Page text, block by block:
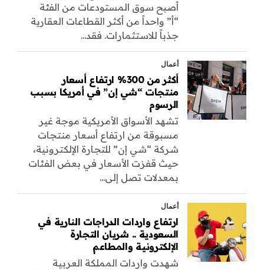
أصبح سوق المستودعات من الفئة
“أ” واحداً من أكثر القطاعات العقارية
جذباً للاستثمارات. فقد...
أعمال
أكثر من 300% ارتفاع أسعار
منتجات “شي إن” في أمريكا بسبب
الرسوم
تشهد الأسواق الأمريكية موجة غير
مسبوقة من ارتفاع أسعار منتجات
شركة “شي إن” للتجارة الإلكترونية،
حيث قفزت الأسعار في بعض الفئات
بمعدلات تصل إلى...
أعمال
ارتفاع واردات الدراجات النارية في
السعودية .. شريان التجارة
الإلكترونية والمطاعم
شهدت واردات المملكة العربية